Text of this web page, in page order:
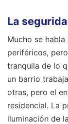
La
Mucho se
periféricos,
tranquila de lo
un barrio
otras, pero el
residencial. La
iluminación de